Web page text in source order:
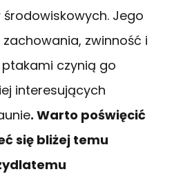
Jego
zwinność i
czynią go
interesujących
. Warto poświęcić
się bliżej temu